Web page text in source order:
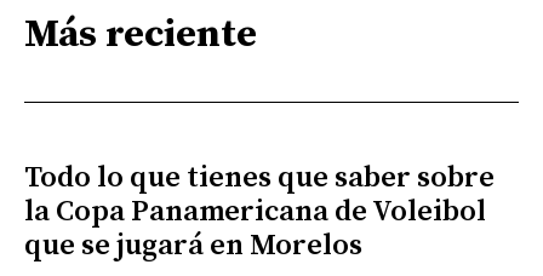
Más reciente
Todo lo que tienes que saber sobre
la Copa Panamericana de Voleibol
que se jugará en Morelos